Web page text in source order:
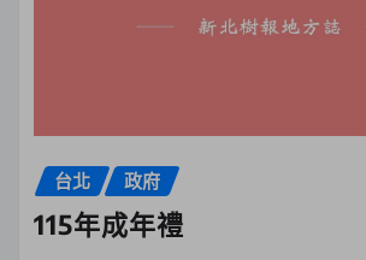
台北 政府
115年成年禮